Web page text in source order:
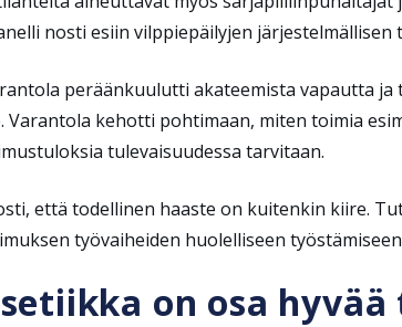
nosti esiin vilppiepäilyjen
peräänkuulutti akateemista vapautta
Varantola kehotti pohtimaan, miten toimia
tulevaisuudessa tarvitaan.
että todellinen haaste on kuitenkin kiire.
työvaiheiden huolelliseen
on osa